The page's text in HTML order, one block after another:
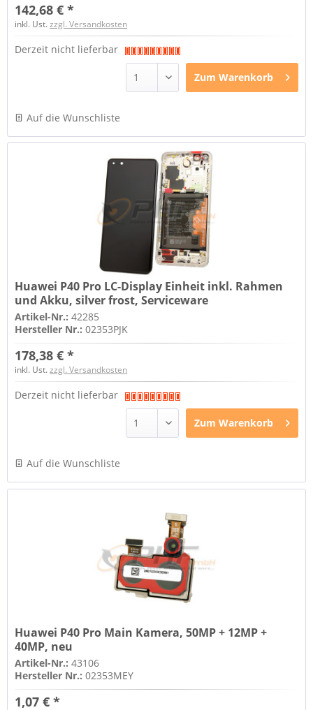
142,68 € *
inkl. Ust.zzgl. Versandkosten
Derzeit nicht lieferbar
Zum Warenkorb
Auf die Wunschliste
Huawei P40 Pro LC-Display Einheit inkl. Rahmen
und Akku, silver frost, Serviceware
Artikel-Nr.:42285
Hersteller Nr.:02353PJK
178,38 € *
inkl. Ust.zzgl. Versandkosten
Derzeit nicht lieferbar
Zum Warenkorb
Auf die Wunschliste
Huawei P40 Pro Main Kamera, 50MP + 12MP +
40MP, neu
Artikel-Nr.:43106
Hersteller Nr.:02353MEY
1,07 € *